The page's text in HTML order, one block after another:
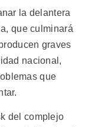
la delantera
que culminará
graves
nacional,
que
del complejo